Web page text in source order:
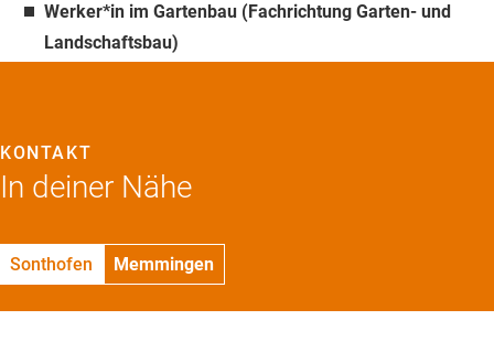
Werker*in im Gartenbau (Fachrichtung Garten- und
Landschaftsbau)
In deiner Nähe
KONTAKT
Sonthofen Memmingen